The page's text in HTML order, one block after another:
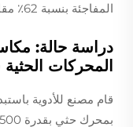
المفاجئة بنسبة 62٪ مقارنةً بالمحركات مقاومة التبديل.
دراسة حالة:
المحركات
قام مصنع للأدوية